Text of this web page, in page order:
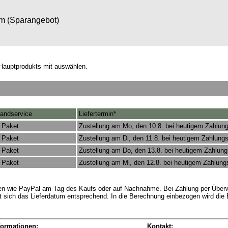
(Sparangebot)
mit auswählen.
Liefertermin*
Paket
Zustellung am Mo, den 10.8. bei heutigem
Paket
Zustellung am Di, den 11.8. bei heutigem
Paket
Zustellung am Do, den 13.8. bei heutigem
Paket Zustellung am Mi, den 12.8. bei heutigem
wie PayPal am Tag des Kaufs oder auf Nachnahme. Bei Zahlung per
das Lieferdatum entsprechend. In die Berechnung einbezogen wird
Kontakt: